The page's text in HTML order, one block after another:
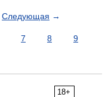
Следующая →
7 8
9
18+